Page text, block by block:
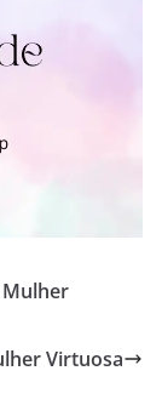
Mulher
Virtuosa